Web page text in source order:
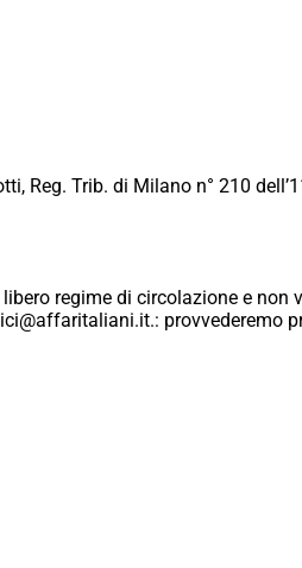
Reg. Trib. di Milano n° 210
regime di circolazione e non
provvederemo